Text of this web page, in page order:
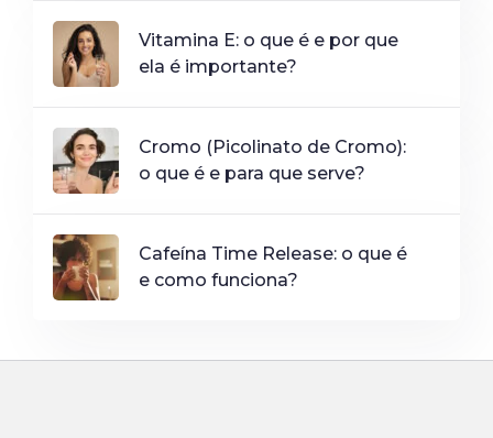
Vitamina E: o que é e por que
ela é importante?
Cromo (Picolinato de Cromo):
o que é e para que serve?
Cafeína Time Release: o que é
e como funciona?